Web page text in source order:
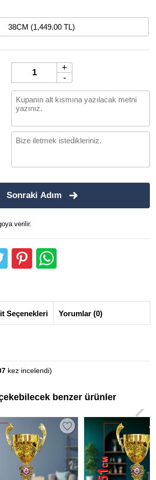
38CM (1,449.00 TL)
+
-
Sonraki Adım
verilir.
Seçenekleri Yorumlar (0)
kez incelendi)
benzer ürünler